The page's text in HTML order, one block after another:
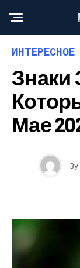
Знаки
Мае
By